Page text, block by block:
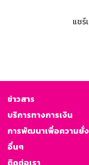
แชร์
ข่าวสาร
บริการทางการเงิน
การพัฒนาเพื่อความยั่
อื่นๆ